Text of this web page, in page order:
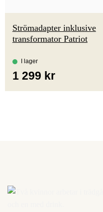
Strömadapter inklusive
transformator Patriot